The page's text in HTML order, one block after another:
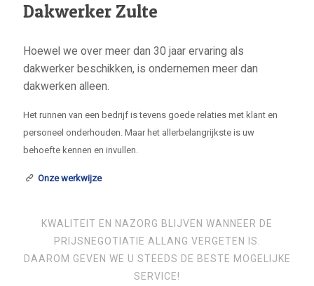
Dakwerker Zulte
Hoewel we over meer dan 30 jaar ervaring als
dakwerker beschikken, is ondernemen meer dan
dakwerken alleen.
Het runnen van een bedrijf is tevens goede relaties met klant en
personeel onderhouden. Maar het allerbelangrijkste is uw
behoefte kennen en invullen.
Onze werkwijze
KWALITEIT EN NAZORG BLIJVEN WANNEER DE
PRIJSNEGOTIATIE ALLANG VERGETEN IS.
DAAROM GEVEN WE U STEEDS DE BESTE MOGELIJKE
SERVICE!